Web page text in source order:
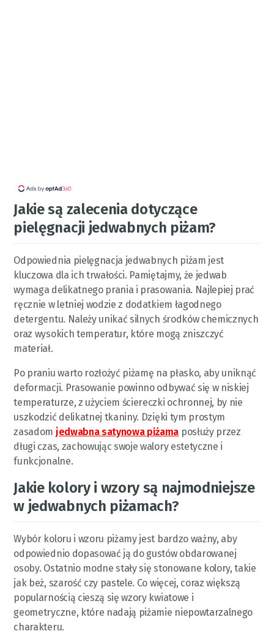
Jakie są zalecenia dotyczące
pielęgnacji jedwabnych piżam?
Odpowiednia pielęgnacja jedwabnych piżam jest
kluczowa dla ich trwałości. Pamiętajmy, że jedwab
wymaga delikatnego prania i prasowania. Najlepiej prać
ręcznie w letniej wodzie z dodatkiem łagodnego
detergentu. Należy unikać silnych środków chemicznych
oraz wysokich temperatur, które mogą zniszczyć
materiał.
Po praniu warto rozłożyć piżamę na płasko, aby uniknąć
deformacji. Prasowanie powinno odbywać się w niskiej
temperaturze, z użyciem ściereczki ochronnej, by nie
uszkodzić delikatnej tkaniny. Dzięki tym prostym
zasadom jedwabna satynowa piżama posłuży przez
długi czas, zachowując swoje walory estetyczne i
funkcjonalne.
Jakie kolory i wzory są najmodniejsze
w jedwabnych piżamach?
Wybór koloru i wzoru piżamy jest bardzo ważny, aby
odpowiednio dopasować ją do gustów obdarowanej
osoby. Ostatnio modne stały się stonowane kolory, takie
jak beż, szarość czy pastele. Co więcej, coraz większą
popularnością cieszą się wzory kwiatowe i
geometryczne, które nadają piżamie niepowtarzalnego
charakteru.